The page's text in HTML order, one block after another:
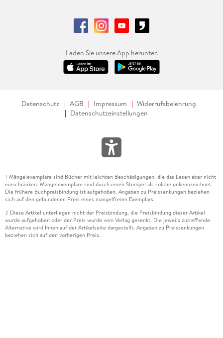
Laden Sie unsere App herunter.
Datenschutz AGB Impressum
Widerrufsbelehrung
Datenschutzeinstellungen
1 Mängelexemplare sind Bücher mit leichten Beschädigungen, die das Lesen aber nicht
einschränken. Mängelexemplare sind durch einen Stempel als solche gekennzeichnet.
Die frühere Buchpreisbindung ist aufgehoben. Angaben zu Preissenkungen beziehen
sich auf den gebundenen Preis eines mangelfreien Exemplars.
2 Diese Artikel unterliegen nicht der Preisbindung, die Preisbindung dieser Artikel
wurde aufgehoben oder der Preis wurde vom Verlag gesenkt. Die jeweils zutreffende
Alternative wird Ihnen auf der Artikelseite dargestellt. Angaben zu Preissenkungen
beziehen sich auf den vorherigen Preis.